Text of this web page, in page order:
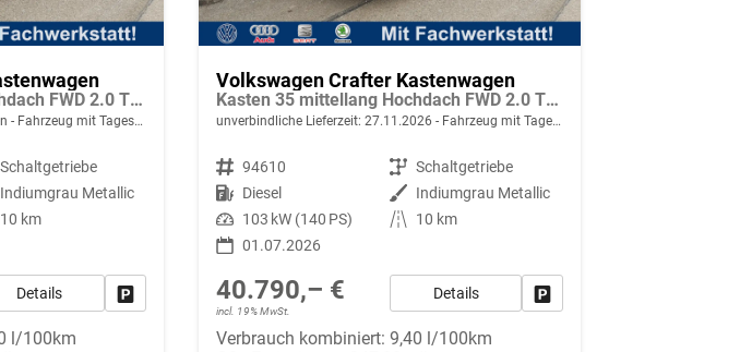
Kasten 35 mittellang Hochdach FWD 2.0 TDI L3H3 AHK Kamera 270 Grad App PDC GRA
Fahrzeug mit Tageszulassung
Schaltgetriebe
Indiumgrau Metallic
10 km
Details Fahrzeug parken
l/100km
Volkswagen Crafter Kastenwagen
Kasten 35 mittellang Hochdach FWD 2.0 TDI L3H3 AHK Kamera 270 Grad App PDC GRA Heckscheiben
unverbindliche Lieferzeit:27.11.2026 Fahrzeug mit Tageszulassung
Fahrzeugnr. 94610 Getriebe Schaltgetriebe
Kraftstoff Diesel Außenfarbe Indiumgrau Metallic
Leistung 103 kW (140 PS) Kilometerstand
10 km
01.07.2026
40.790,– €
incl. 19% MwSt.
Details
Verbrauch kombiniert:9,40 l/100km